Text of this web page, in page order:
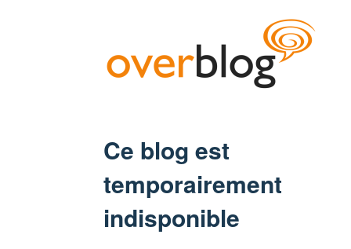
Ce blog est
temporairement
indisponible